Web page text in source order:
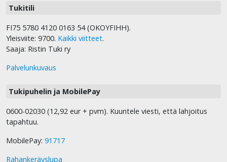
Tukitili
FI75 5780 4120 0163 54 (OKOYFIHH).
Yleisviite: 9700. Kaikki viitteet.
Saaja: Ristin Tuki ry
Palvelunkuvaus
Tukipuhelin ja MobilePay
0600-02030 (12,92 eur + pvm). Kuuntele viesti, että lahjoitus
tapahtuu.
MobilePay: 91717
Rahankeräyslupa